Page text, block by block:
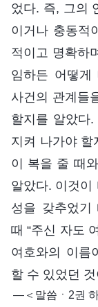
었다. 즉, 그의
이거나 충동적
적이고 명확하
임하든 어떻게
사건의 관계들
할지를 알았다
지켜 나가야 할
이 복을 줄 때
알았다. 이것이
성을 갖추었기
때 “주신 자도
여호와의 이름
할 수 있었던
―＜말씀ㆍ2권